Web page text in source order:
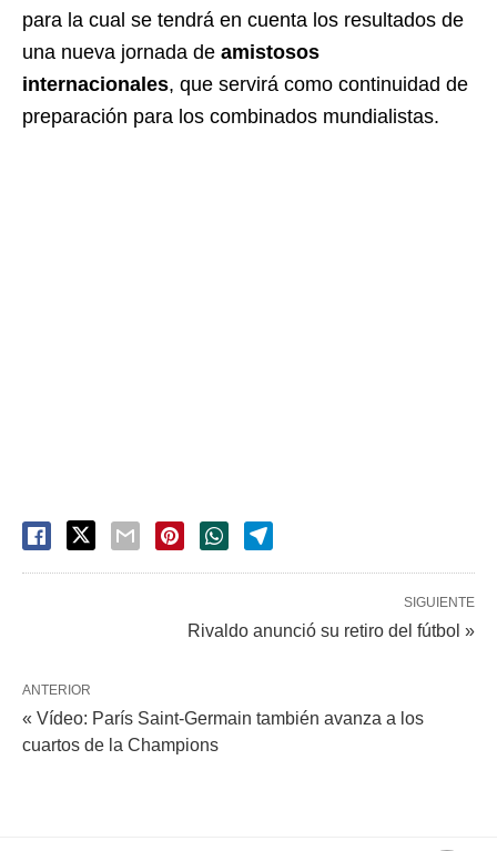
para la cual se tendrá en cuenta los resultados de
una nueva jornada de amistosos
internacionales, que servirá como continuidad de
preparación para los combinados mundialistas.
SIGUIENTE
Rivaldo anunció su retiro del fútbol »
ANTERIOR
« Vídeo: París Saint-Germain también avanza a los
cuartos de la Champions